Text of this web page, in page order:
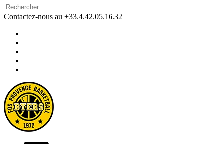
Contactez-nous au +33.4.42.05.16.32